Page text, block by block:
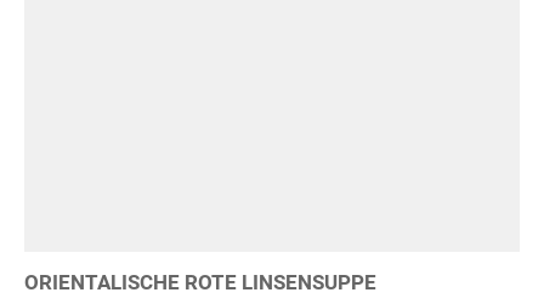
ORIENTALISCHE ROTE LINSENSUPPE